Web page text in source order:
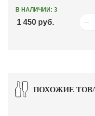
В НАЛИЧИИ: 3
1 450 руб.
ПОХОЖИЕ